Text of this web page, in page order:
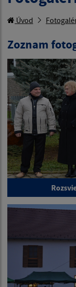
Úvod
Zoznam